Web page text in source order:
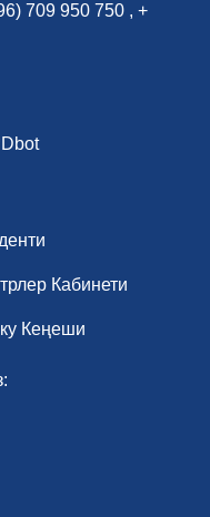
709 950 750 , +
Кабинети
Кеңеши